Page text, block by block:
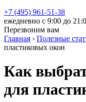
+7 (495) 961-51-38
ежедневно c 9:00 до
Перезвоним вам
Главная › Полезные
пластиковых окон
Как
для